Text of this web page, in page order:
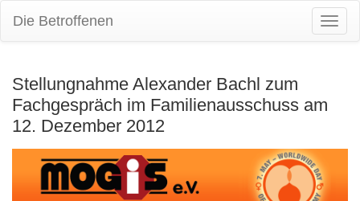
Die Betroffenen
Stellungnahme Alexander Bachl zum
Fachgespräch im Familienausschuss am
12. Dezember 2012